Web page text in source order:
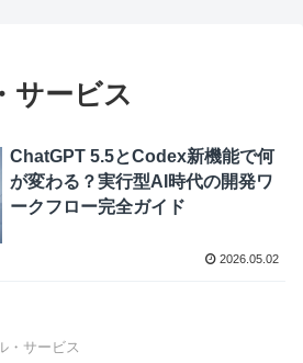
サービス
ChatGPT 5.5とCodex新機能で何
が変わる？実行型AI時代の開発ワ
ークフロー完全ガイド
2026.05.02
・サービス